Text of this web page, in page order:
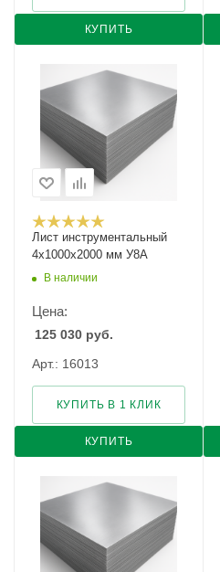
КУПИТЬ
Лист инструментальный
4х1000х2000 мм У8А
В наличии
Цена:
125 030 руб.
Арт.: 16013
КУПИТЬ
КУПИТЬ В 1 КЛИК